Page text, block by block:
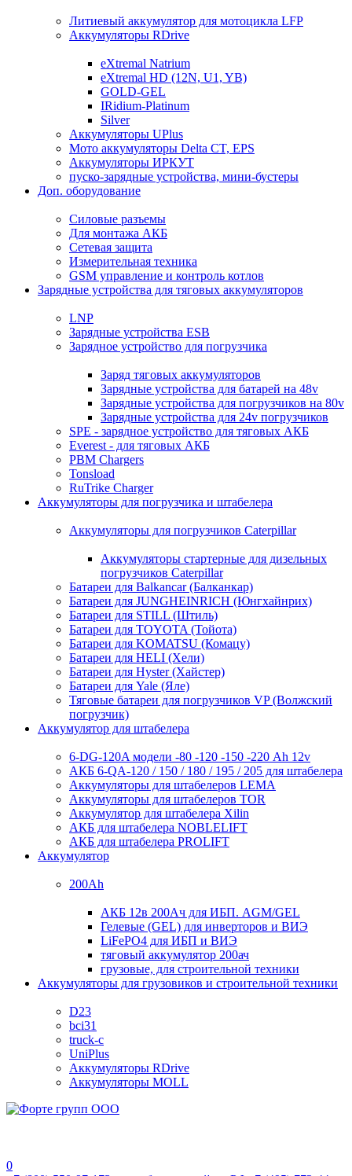
Литиевый аккумулятор для мотоцикла LFP
Аккумуляторы RDrive
eXtremal Natrium
eXtremal HD (12N, U1, YB)
GOLD-GEL
IRidium-Platinum
Silver
Аккумуляторы UPlus
Мото аккумуляторы Delta CT, EPS
Аккумуляторы ИРКУТ
пуско-зарядные устройства, мини-бустеры
Доп. оборудование
Силовые разъемы
Для монтажа АКБ
Сетевая защита
Измерительная техника
GSM управление и контроль котлов
Зарядные устройства для тяговых аккумуляторов
LNP
Зарядные устройства ESB
Зарядное устройство для погрузчика
Заряд тяговых аккумуляторов
Зарядные устройства для батарей на 48v
Зарядные устройства для погрузчиков на 80v
Зарядные устройства для 24v погрузчиков
SPE - зарядное устройство для тяговых АКБ
Everest - для тяговых АКБ
PBM Chargers
Tonsload
RuTrike Charger
Аккумуляторы для погрузчика и штабелера
Аккумуляторы для погрузчиков Caterpillar
Аккумуляторы стартерные для дизельных
погрузчиков Caterpillar
Батареи для Balkancar (Балканкар)
Батареи для JUNGHEINRICH (Юнгхайнрих)
Батареи для STILL (Штиль)
Батареи для TOYOTA (Тойота)
Батареи для KOMATSU (Комацу)
Батареи для HELI (Хели)
Батареи для Hyster (Хайстер)
Батареи для Yale (Яле)
Тяговые батареи для погрузчиков VP (Волжский
погрузчик)
Аккумулятор для штабелера
6-DG-120A модели -80 -120 -150 -220 Ah 12v
АКБ 6-QA-120 / 150 / 180 / 195 / 205 для штабелера
Аккумуляторы для штабелеров LEMA
Аккумуляторы для штабелеров TOR
Аккумулятор для штабелера Xilin
АКБ для штабелера NOBLELIFT
АКБ для штабелера PROLIFT
Аккумулятор
200Ah
АКБ 12в 200Ач для ИБП. AGM/GEL
Гелевые (GEL) для инверторов и ВИЭ
LiFePO4 для ИБП и ВИЭ
тяговый аккумулятор 200ач
грузовые, для строительной техники
Аккумуляторы для грузовиков и строительной техники
D23
bci31
truck-c
UniPlus
Аккумуляторы RDrive
Аккумуляторы MOLL
0